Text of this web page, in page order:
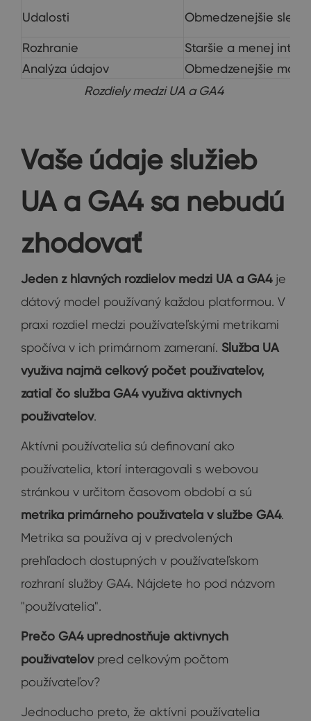
Udalosti Obmedzenejšie
Rozhranie
Staršie a menej
Analýza údajov
Obmedzenejšie
Rozdiely medzi UA a GA4
Vaše údaje služieb
UA a GA4 sa nebudú
zhodovať
Jeden z hlavných rozdielov medzi UA a GA4je
dátový model používaný každou platformou. V
praxi rozdiel medzi používateľskými metrikami
spočíva v ich primárnom zameraní. Služba UA
využíva najmä celkový počet používateľov,
zatiaľ čo služba GA4 využíva aktívnych
používateľov.
Aktívni používatelia sú definovaní ako
používatelia, ktorí interagovali s webovou
stránkou v určitom časovom období a sú
metrika primárneho používateľa v službe GA4.
Metrika sa používa aj v predvolených
prehľadoch dostupných v používateľskom
rozhraní služby GA4. Nájdete ho pod názvom
"používatelia".
Prečo GA4 uprednostňuje aktívnych
používateľov pred celkovým počtom
používateľov?
Jednoducho preto, že aktívni používatelia